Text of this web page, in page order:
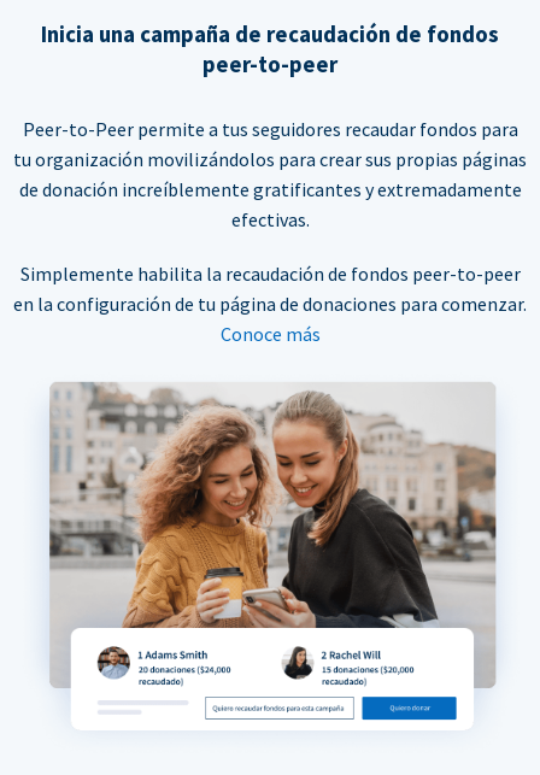
Inicia una campaña de recaudación de fondos
peer-to-peer
Peer-to-Peer permite a tus seguidores recaudar fondos para
tu organización movilizándolos para crear sus propias páginas
de donación increíblemente gratificantes y extremadamente
efectivas.
Simplemente habilita la recaudación de fondos peer-to-peer
en la configuración de tu página de donaciones para comenzar.
Conoce más